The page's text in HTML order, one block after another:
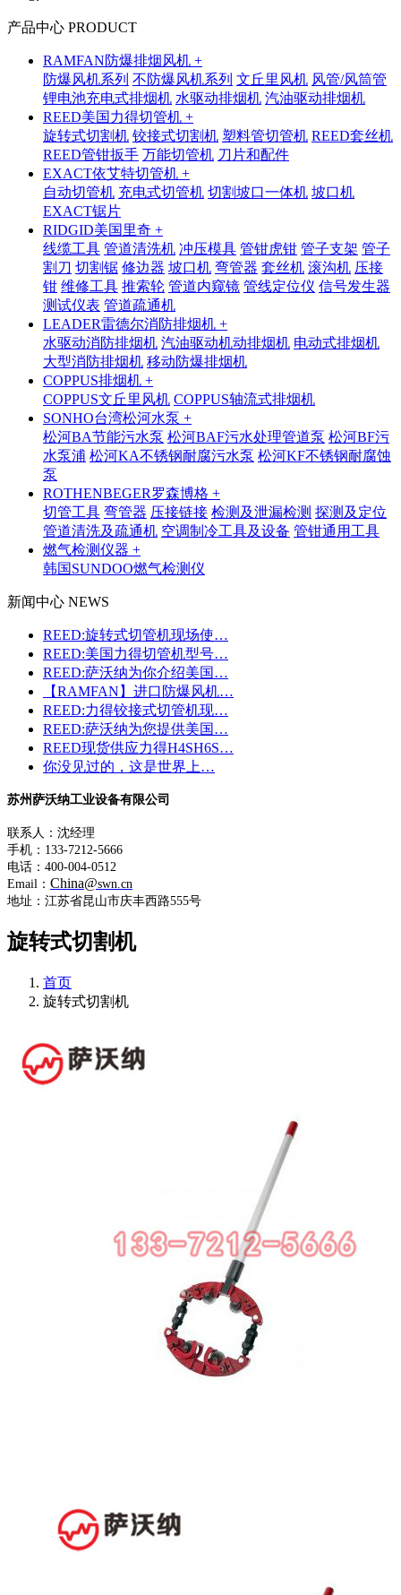
产品中心 PRODUCT
RAMFAN防爆排烟风机 +
防爆风机系列 不防爆风机系列 文丘里风机 风管/风筒管
锂电池充电式排烟机 水驱动排烟机 汽油驱动排烟机
REED美国力得切管机 +
旋转式切割机 铰接式切割机 塑料管切管机 REED套丝机
REED管钳扳手 万能切管机 刀片和配件
EXACT依艾特切管机 +
自动切管机 充电式切管机 切割坡口一体机 坡口机
EXACT锯片
RIDGID美国里奇 +
线缆工具 管道清洗机 冲压模具 管钳虎钳 管子支架 管子
割刀 切割锯 修边器 坡口机 弯管器 套丝机 滚沟机 压接
钳 维修工具 推索轮 管道内窥镜 管线定位仪 信号发生器
测试仪表 管道疏通机
LEADER雷德尔消防排烟机 +
水驱动消防排烟机 汽油驱动机动排烟机 电动式排烟机
大型消防排烟机 移动防爆排烟机
COPPUS排烟机 +
COPPUS文丘里风机 COPPUS轴流式排烟机
SONHO台湾松河水泵 +
松河BA节能污水泵 松河BAF污水处理管道泵 松河BF污
水泵浦 松河KA不锈钢耐腐污水泵 松河KF不锈钢耐腐蚀
泵
ROTHENBEGER罗森博格 +
切管工具 弯管器 压接链接 检测及泄漏检测 探测及定位
管道清洗及疏通机 空调制冷工具及设备 管钳通用工具
燃气检测仪器 +
韩国SUNDOO燃气检测仪
新闻中心 NEWS
REED:旋转式切管机现场使…
REED:美国力得切管机型号…
REED:萨沃纳为你介绍美国…
【RAMFAN】进口防爆风机…
REED:力得铰接式切管机现…
REED:萨沃纳为您提供美国…
REED现货供应力得H4SH6S…
你没见过的，这是世界上…
苏州萨沃纳工业设备有限公司
联系人：沈经理
手机：133-7212-5666
电话：400-004-0512
Email： China@swn.cn
地址：江苏省昆山市庆丰西路555号
旋转式切割机
首页
旋转式切割机